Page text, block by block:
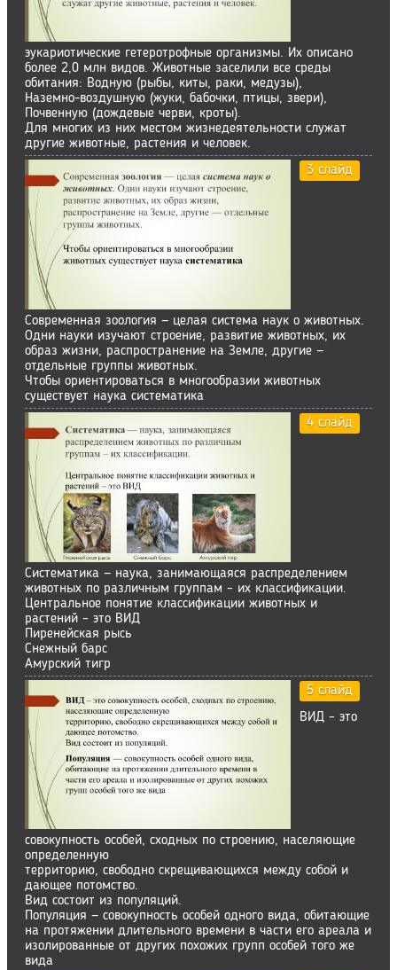
эукариотические гетеротрофные организмы. Их описано
более 2,0 млн видов. Животные заселили все среды
обитания: Водную (рыбы, киты, раки, медузы),
Наземно-воздушную (жуки, бабочки, птицы, звери),
Почвенную (дождевые черви, кроты).
Для многих из них местом жизнедеятельности служат
другие животные, растения и человек.
3 слайд
Современная зоология — целая система наук о животных.
Одни науки изучают строение, развитие животных, их
образ жизни, распространение на Земле, другие —
отдельные группы животных.
Чтобы ориентироваться в многообразии животных
существует наука систематика
4 слайд
Систематика — наука, занимающаяся распределением
животных по различным группам – их классификации.
Центральное понятие классификации животных и
растений – это ВИД
Пиренейская рысь
Снежный барс
Амурский тигр
5 слайд
ВИД – это
совокупность особей, сходных по строению, населяющие
определенную
территорию, свободно скрещивающихся между собой и
дающее потомство.
Вид состоит из популяций.
Популяция — совокупность особей одного вида, обитающие
на протяжении длительного времени в части его ареала и
изолированные от других похожих групп особей того же
вида